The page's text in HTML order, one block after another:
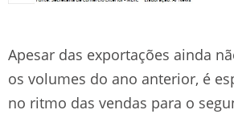
Apesar das exportações ainda
os volumes do ano anterior, é
no ritmo das vendas para o